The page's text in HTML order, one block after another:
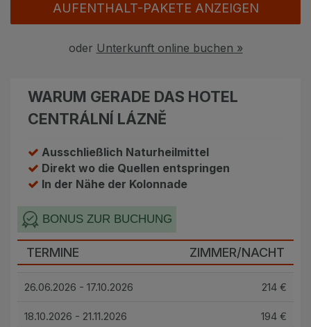
Über unsAUFENTHALT-PAKETE ANZEIGEN
oder Unterkunft online buchen »
WARUM GERADE DAS HOTEL
CENTRÁLNÍ LÁZNĚ
Ausschließlich Naturheilmittel
Direkt wo die Quellen entspringen
In der Nähe der Kolonnade
BONUS ZUR BUCHUNG
TERMINE ZIMMER/NACHT
26.06.2026 - 17.10.2026 214 €
18.10.2026 - 21.11.2026 194 €